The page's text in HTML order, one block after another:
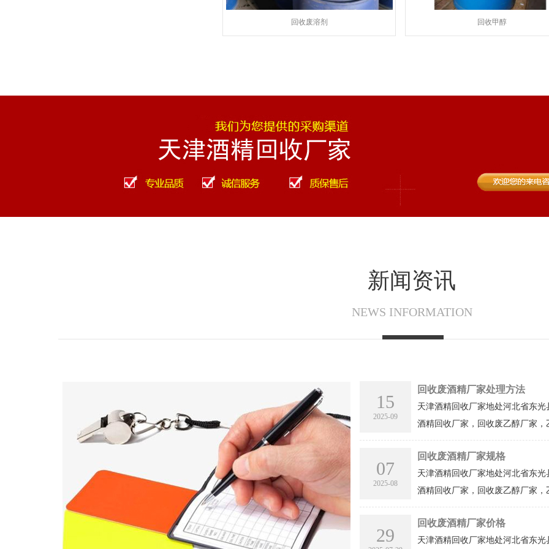
回收废溶剂 回收甲醇
新闻资讯
NEWS INFORMATION
15
2025-09
回收废酒精厂家处理方法
天津酒精回收厂家地处河北省东
酒精回收厂家，回收废乙醇厂家
07
2025-08
回收废酒精厂家规格
天津酒精回收厂家地处河北省东
酒精回收厂家，回收废乙醇厂家
29
回收废酒精厂家价格
天津酒精回收厂家地处河北省东